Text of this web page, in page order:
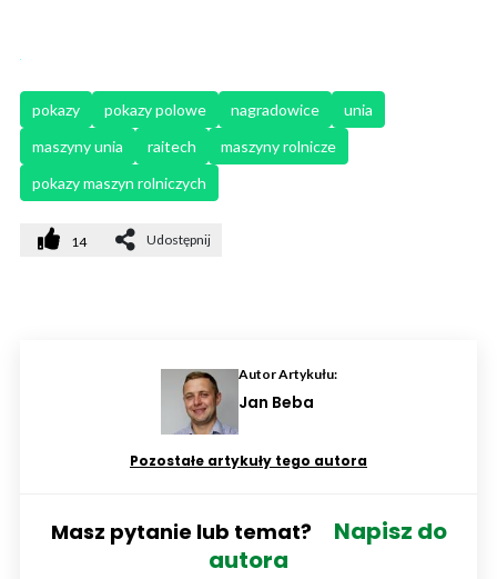
pokazy pokazy polowe nagradowice
unia
maszyny unia
raitech
maszyny rolnicze
pokazy maszyn rolniczych
14 Udostępnij
Autor Artykułu:
Jan Beba
Pozostałe artykuły tego autora
Masz pytanie lub temat?
Napisz do
autora